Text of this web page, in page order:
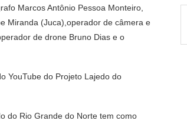
Marcos Antônio Pessoa Monteiro,
Miranda (Juca),operador de câmera e
de drone Bruno Dias e o
YouTube do Projeto Lajedo do
do Rio Grande do Norte tem como